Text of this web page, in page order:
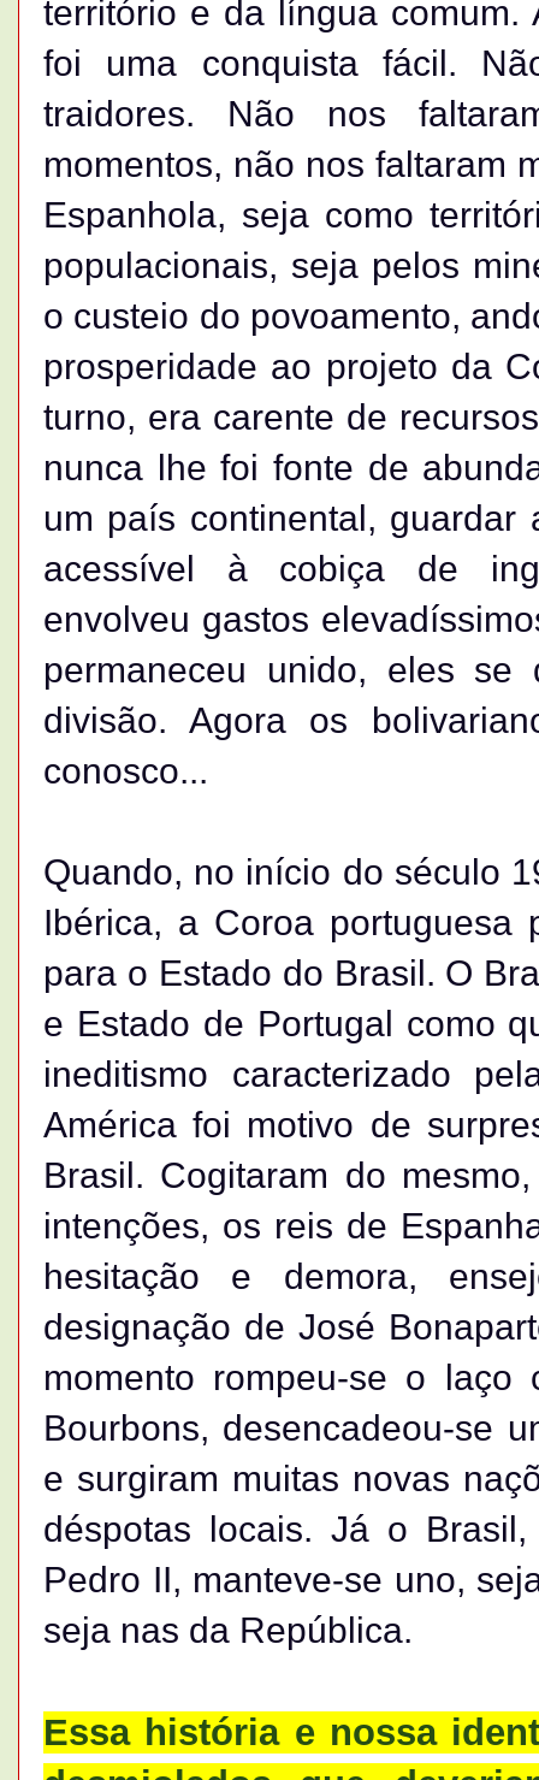
território e da língua
foi uma conquista fácil.
traidores. Não nos
momentos, não nos faltaram
Espanhola, seja como
populacionais, seja pelos
o custeio do povoamento,
prosperidade ao projeto da
turno, era carente de
nunca lhe foi fonte de
um país continental, guardar
acessível à cobiça de
envolveu gastos
permaneceu unido, eles
divisão. Agora os
conosco...
Quando, no início do século
Ibérica, a Coroa portuguesa
para o Estado do Brasil. O
e Estado de Portugal como
ineditismo caracterizado
América foi motivo de
Brasil. Cogitaram do
intenções, os reis de
hesitação e demora,
designação de José
momento rompeu-se o
Bourbons, desencadeou-se
e surgiram muitas novas
déspotas locais. Já o
Pedro II, manteve-se uno,
seja nas da República.
Essa história e nossa